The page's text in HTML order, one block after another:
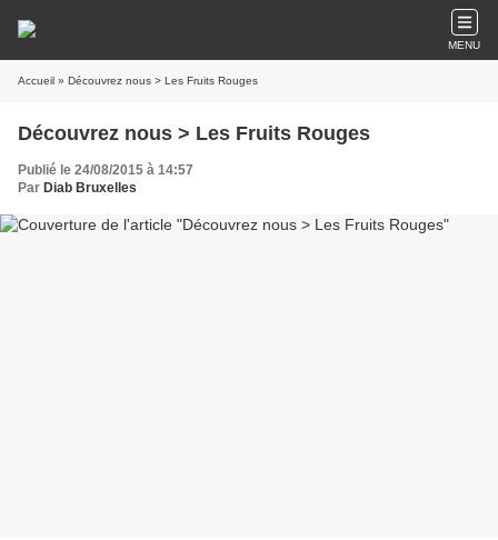
MENU
Accueil » Découvrez nous > Les Fruits Rouges
Découvrez nous > Les Fruits Rouges
Publié le 24/08/2015 à 14:57
Par Diab Bruxelles